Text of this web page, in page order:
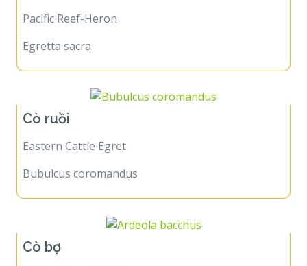
Pacific Reef-Heron
Egretta sacra
Cò ruồi
Eastern Cattle Egret
Bubulcus coromandus
Cò bợ